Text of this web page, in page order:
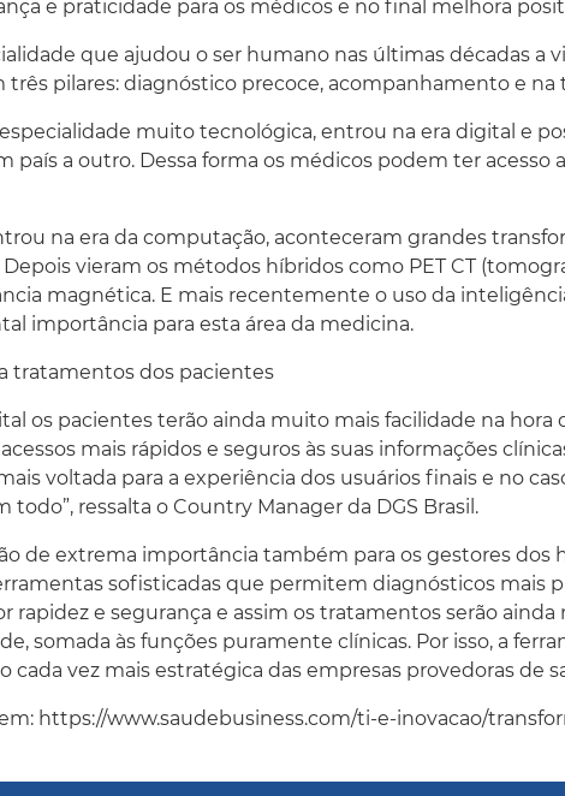
e praticidade para os médicos e no final melhora
que ajudou o ser humano nas últimas décadas
três pilares: diagnóstico precoce, acompanhamento e
muito tecnológica, entrou na era digital e
país a outro. Dessa forma os médicos podem ter
na era da computação, aconteceram grandes
vieram os métodos híbridos como PET CT
magnética. E mais recentemente o uso da
importância para esta área da medicina.
tratamentos dos pacientes
os pacientes terão ainda muito mais facilidade na
mais rápidos e seguros às suas informações
voltada para a experiência dos usuários finais e no
ressalta o Country Manager da DGS Brasil.
de extrema importância também para os gestores
sofisticadas que permitem diagnósticos mais
rapidez e segurança e assim os tratamentos serão
somada às funções puramente clínicas. Por isso, a
vez mais estratégica das empresas provedoras de
https://www.saudebusiness.com/ti-e-inovacao/